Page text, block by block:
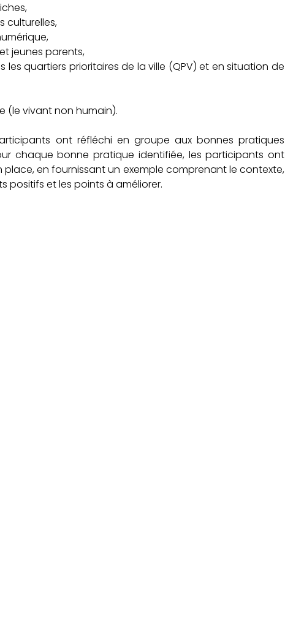
culturelles,
jeunes parents,
quartiers prioritaires de la ville (QPV) et en situation de
(le vivant non humain).
ont réfléchi en groupe aux bonnes pratiques
chaque bonne pratique identifiée, les participants ont
place, en fournissant un exemple comprenant le contexte,
positifs et les points à améliorer.